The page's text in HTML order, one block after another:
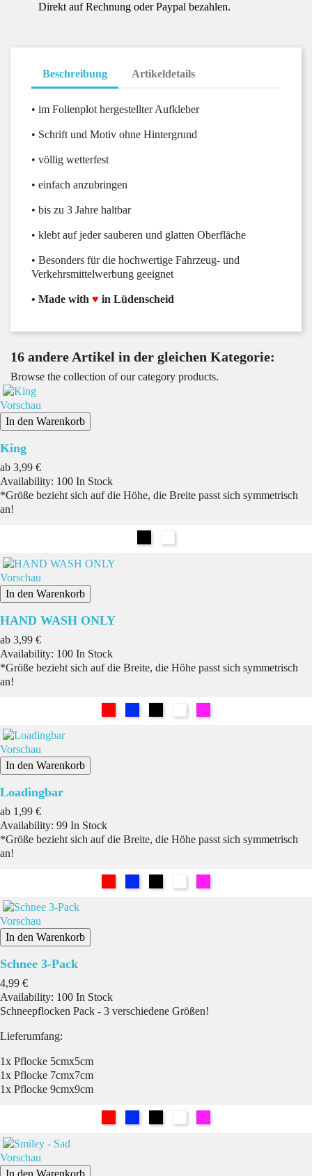
Direkt auf Rechnung oder Paypal bezahlen.
Beschreibung Artikeldetails
• im Folienplot hergestellter Aufkleber
• Schrift und Motiv ohne Hintergrund
• völlig wetterfest
• einfach anzubringen
• bis zu 3 Jahre haltbar
• klebt auf jeder sauberen und glatten Oberfläche
• Besonders für die hochwertige Fahrzeug- und
Verkehrsmittelwerbung geeignet
• Made with ♥ in Lüdenscheid
16 andere Artikel in der gleichen Kategorie:
Browse the collection of our category products.
Vorschau
In den Warenkorb
King
ab Preis
3,99 €
Availability: 100 In Stock
*Größe bezieht sich auf die Höhe, die Breite passt sich symmetrisch
an!
Vorschau
In den Warenkorb
HAND WASH ONLY
ab Preis
3,99 €
Availability: 100 In Stock
*Größe bezieht sich auf die Breite, die Höhe passt sich symmetrisch
an!
Vorschau
In den Warenkorb
Loadingbar
ab Preis
1,99 €
Availability: 99 In Stock
*Größe bezieht sich auf die Breite, die Höhe passt sich symmetrisch
an!
Vorschau
In den Warenkorb
Schnee 3-Pack
Preis
4,99 €
Availability: 100 In Stock
Schneepflocken Pack - 3 verschiedene Größen!
Lieferumfang:
1x Pflocke 5cmx5cm
1x Pflocke 7cmx7cm
1x Pflocke 9cmx9cm
Vorschau
In den Warenkorb